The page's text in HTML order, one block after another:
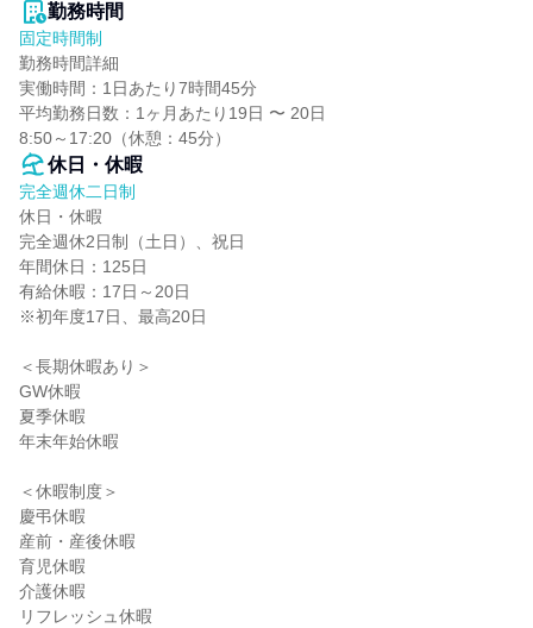
勤務時間
固定時間制
勤務時間詳細
実働時間：1日あたり7時間45分
平均勤務日数：1ヶ月あたり19日 〜 20日
8:50～17:20（休憩：45分）
休日・休暇
完全週休二日制
休日・休暇
完全週休2日制（土日）、祝日
年間休日：125日
有給休暇：17日～20日
※初年度17日、最高20日
＜長期休暇あり＞
GW休暇
夏季休暇
年末年始休暇
＜休暇制度＞
慶弔休暇
産前・産後休暇
育児休暇
介護休暇
リフレッシュ休暇